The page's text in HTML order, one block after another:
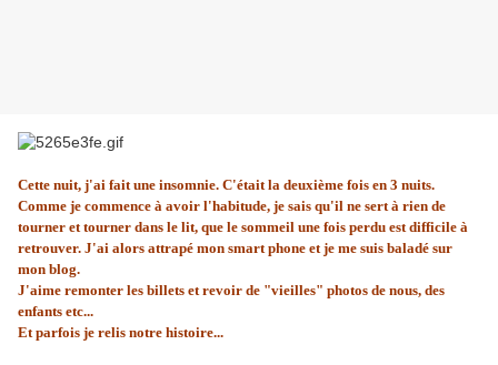
Cette nuit, j'ai fait une insomnie. C'était la deuxième fois en 3 nuits.
Comme je commence à avoir l'habitude, je sais qu'il ne sert à rien de
tourner et tourner dans le lit, que le sommeil une fois perdu est difficile à
retrouver. J'ai alors attrapé mon smart phone et je me suis baladé sur
mon blog.
J'aime remonter les billets et revoir de "vieilles" photos de nous, des
enfants etc...
Et parfois je relis notre histoire...